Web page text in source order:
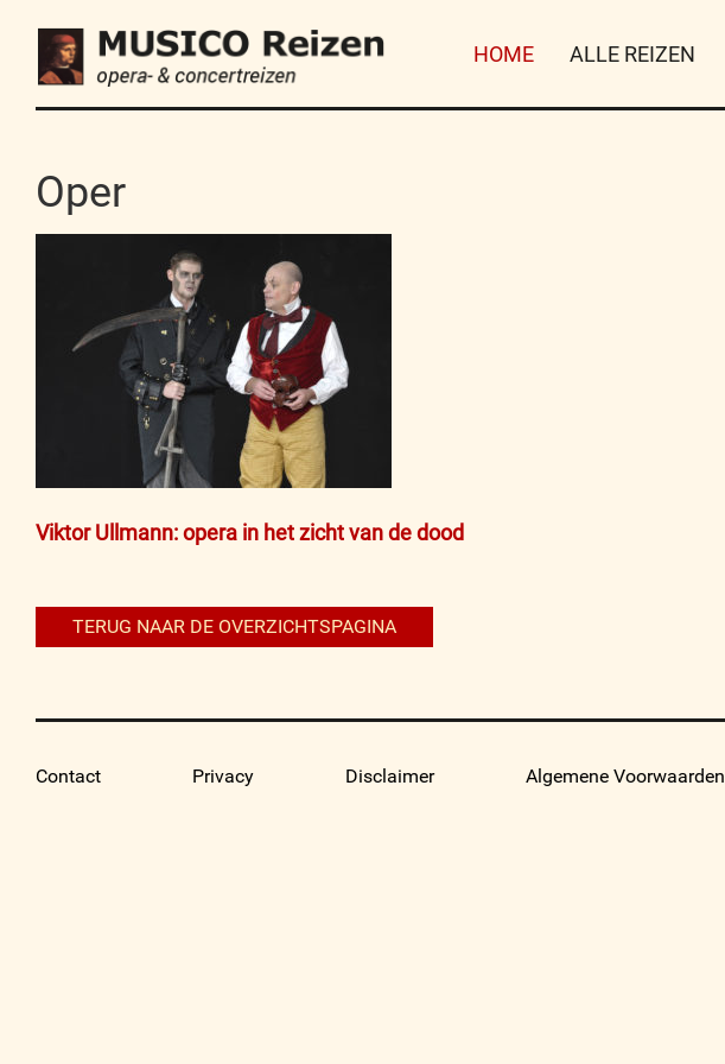
HOME ALLE REIZEN
Oper
Bericht
Viktor Ullmann: opera in het zicht van de dood
TERUG NAAR DE OVERZICHTSPAGINA
Contact Privacy Disclaimer Algemene Voorwaarden